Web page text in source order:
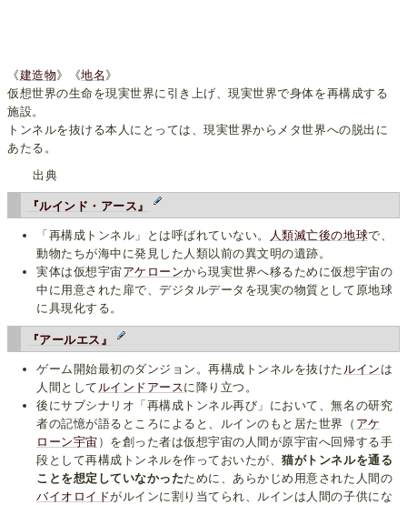
《建造物》《地名 》
仮想世界の生命を現実世界に引き上げ、現実世界で身体を再構成する
施設。
トンネルを抜ける本人にとっては、現実世界からメタ世界への脱出に
あたる。
出典
『ルインド・アース』
「再構成トンネル」とは呼ばれていない。 人類滅亡後の地球で、
動物たちが海中に発見した人類以前の異文明の遺跡。
実体は仮想宇宙アケローンから現実世界へ移るために仮想宇宙の
中に用意された扉で、デジタルデータを現実の物質として原地球
に具現化する。
『アールエス』
ゲーム開始最初のダンジョン。再構成トンネルを抜けた ルイン は
人間として ルインドアースに降り立つ。
後にサブシナリオ「再構成トンネル再び」において、無名の研究
者の記憶が語るところによると、ルインのもと居た世界（ アケ
ローン宇宙 ）を創った者は仮想宇宙の人間が原宇宙へ回帰する手
段として再構成トンネルを作っておいたが、猫がトンネルを通る
ことを想定していなかったために、あらかじめ用意された人間の
バイオロイドがルインに割り当てられ、ルインは人間の子供にな